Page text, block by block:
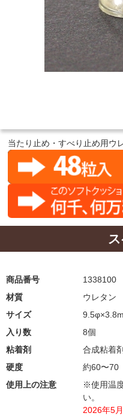
当たり止め・すべり止め用ウ
商品番号
1338100
材質
ウレタン
サイズ
入り数
8個
粘着剤
合成粘着剤
硬度
約60〜70
使用上の注意
※使用温
い。
2026年5